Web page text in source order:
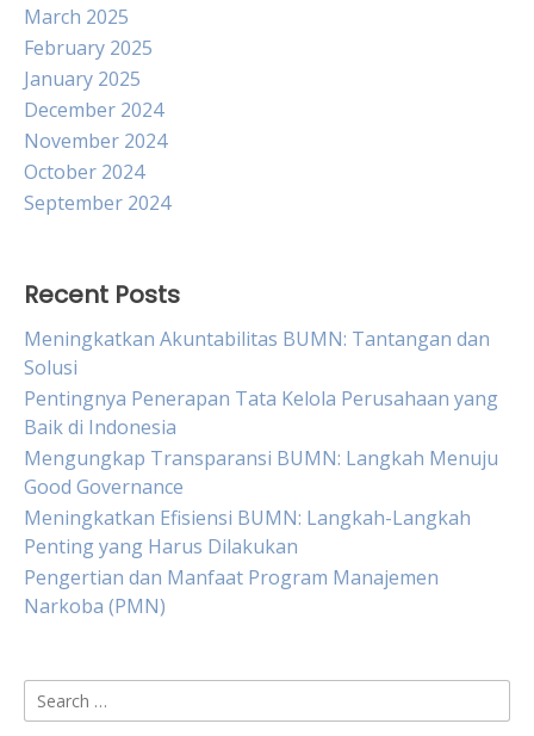
March 2025
February 2025
January 2025
December 2024
November 2024
October 2024
September 2024
Recent Posts
Meningkatkan Akuntabilitas BUMN: Tantangan dan
Solusi
Pentingnya Penerapan Tata Kelola Perusahaan yang
Baik di Indonesia
Mengungkap Transparansi BUMN: Langkah Menuju
Good Governance
Meningkatkan Efisiensi BUMN: Langkah-Langkah
Penting yang Harus Dilakukan
Pengertian dan Manfaat Program Manajemen
Narkoba (PMN)
Search
for: